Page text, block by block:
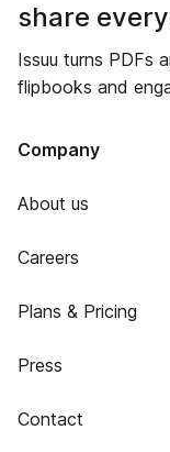
share
Issuu turns PDFs
flipbooks and
Company
About us
Careers
Plans & Pricing
Press
Contact